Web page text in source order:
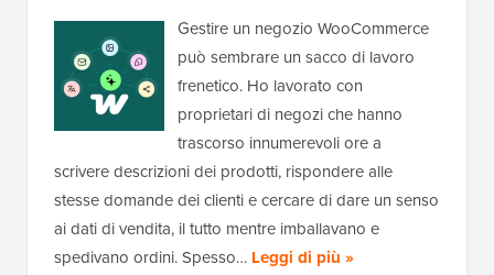
Gestire un negozio WooCommerce
può sembrare un sacco di lavoro
frenetico. Ho lavorato con
proprietari di negozi che hanno
trascorso innumerevoli ore a
scrivere descrizioni dei prodotti, rispondere alle
stesse domande dei clienti e cercare di dare un senso
ai dati di vendita, il tutto mentre imballavano e
spedivano ordini. Spesso… Leggi di più »